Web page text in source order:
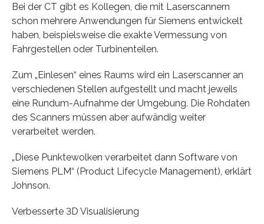
Bei der CT gibt es Kollegen, die mit Laserscannern
schon mehrere Anwendungen für Siemens entwickelt
haben, beispielsweise die exakte Vermessung von
Fahrgestellen oder Turbinenteilen.
Zum „Einlesen“ eines Raums wird ein Laserscanner an
verschiedenen Stellen aufgestellt und macht jeweils
eine Rundum-Aufnahme der Umgebung. Die Rohdaten
des Scanners müssen aber aufwändig weiter
verarbeitet werden.
„Diese Punktewolken verarbeitet dann Software von
Siemens PLM“ (Product Lifecycle Management), erklärt
Johnson.
Verbesserte 3D Visualisierung